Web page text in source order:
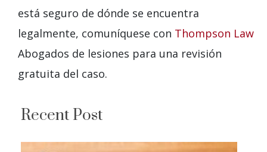
está seguro de dónde se encuentra
legalmente, comuníquese con Thompson Law
Abogados de lesiones para una revisión
gratuita del caso.
Recent Post